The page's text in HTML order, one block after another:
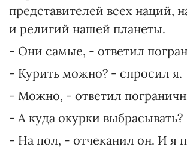
представителей всех наций,
и религий нашей планеты.
- Они самые, - ответил
- Курить можно? - спросил я.
- Можно, - ответил
- А куда окурки выбрасывать?
- На пол, - отчеканил он. И я